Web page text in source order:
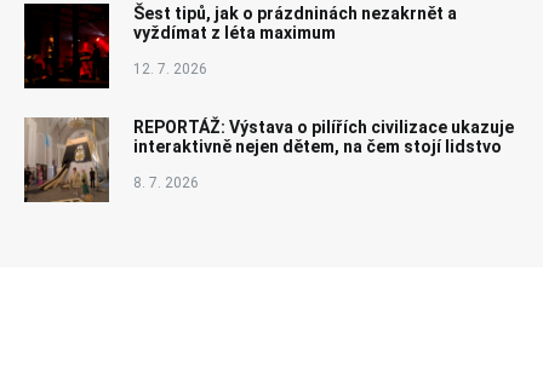
Šest tipů, jak o prázdninách nezakrnět a
vyždímat z léta maximum
12. 7. 2026
REPORTÁŽ: Výstava o pilířích civilizace ukazuje
interaktivně nejen dětem, na čem stojí lidstvo
8. 7. 2026